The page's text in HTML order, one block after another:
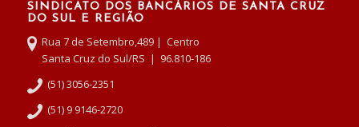
SINDICATO DOS BANCÁRIOS DE SANTA CRUZ
DO SUL E REGIÃO
Rua 7 de Setembro,489 | Centro
Santa Cruz do Sul/RS | 96.810-186
(51) 3056-2351
(51) 9 9146-2720